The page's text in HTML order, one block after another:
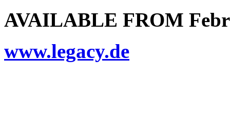
AVAILABLE FROM
www.legacy.de